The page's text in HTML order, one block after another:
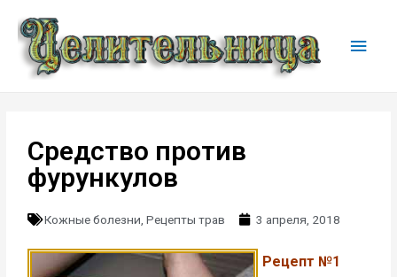
Средство против
фурункулов
Кожные болезни ,Рецепты трав 3 апреля, 2018
Рецепт №1